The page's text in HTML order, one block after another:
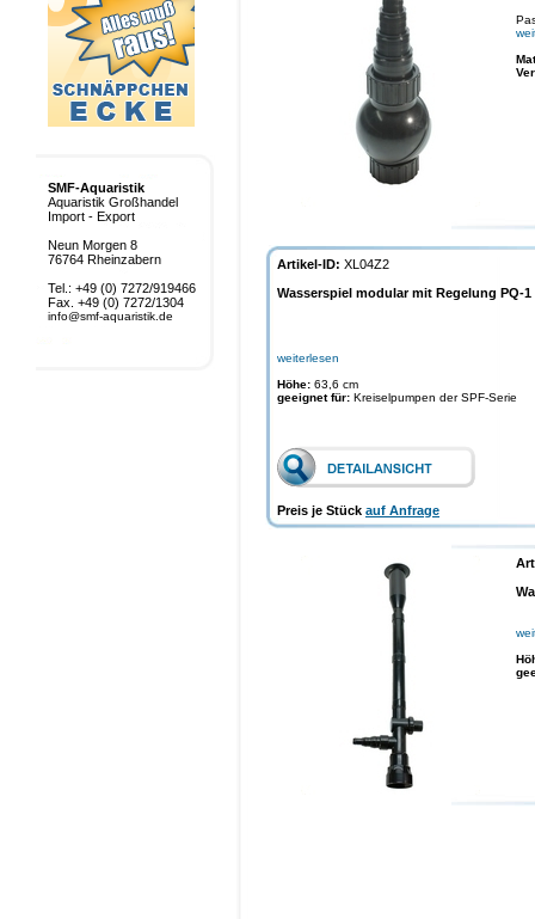
Artikel-ID: XL04Z2
Wasserspiel modular mit Regelung PQ-1
weiterlesen
Höhe: 63,6 cm
geeignet für: Kreiselpumpen der SPF-Serie
Preis je Stück auf Anfrage
SMF-Aquaristik
Aquaristik Großhandel
Import - Export
Neun Morgen 8
76764 Rheinzabern
Tel.: +49 (0) 7272/919466
Fax. +49 (0) 7272/1304
info@smf-aquaristik.de